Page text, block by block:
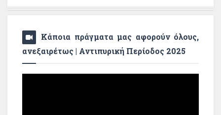
Κάποια πράγματα μας αφορούν όλους,
ανεξαιρέτως | Αντιπυρική Περίοδος 2025